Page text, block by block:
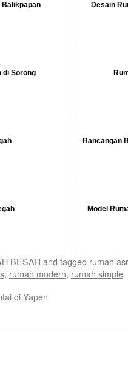
Balikpapan Desain
di Sorong
Rancangan
Model
BESARand tagged rumah
, rumah modern, rumah simple
di Yapen